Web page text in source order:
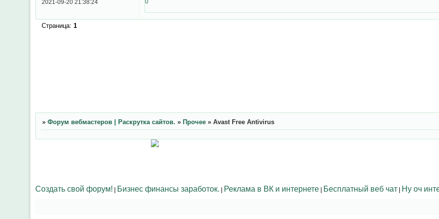
2021-09-20 21:38:24
0
Страница: 1
» Форум вебмастеров | Раскрутка сайтов. » Прочее » Avast Free Antivirus
Создать свой форум! | Бизнес финансы заработок. | Реклама в ВК и интернете | Бесплатный веб чат | Ну оч